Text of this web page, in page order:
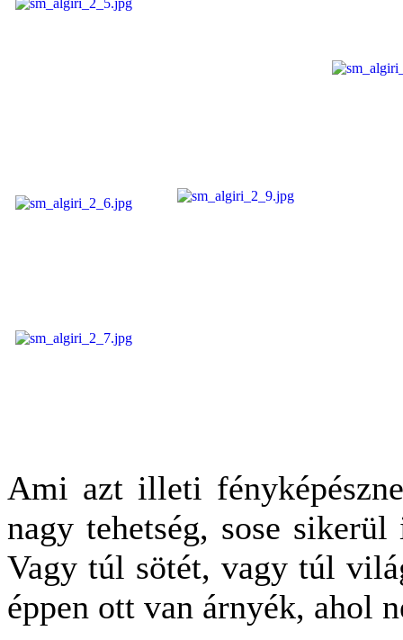
Ami azt illeti
nagy tehetség, sose
Vagy túl sötét, vagy túl
éppen ott van árnyék, ahol